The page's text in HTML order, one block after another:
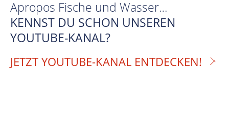
Apropos Fische und Wasser…
KENNST DU SCHON UNSEREN
YOUTUBE-KANAL?
JETZT YOUTUBE-KANAL ENTDECKEN!